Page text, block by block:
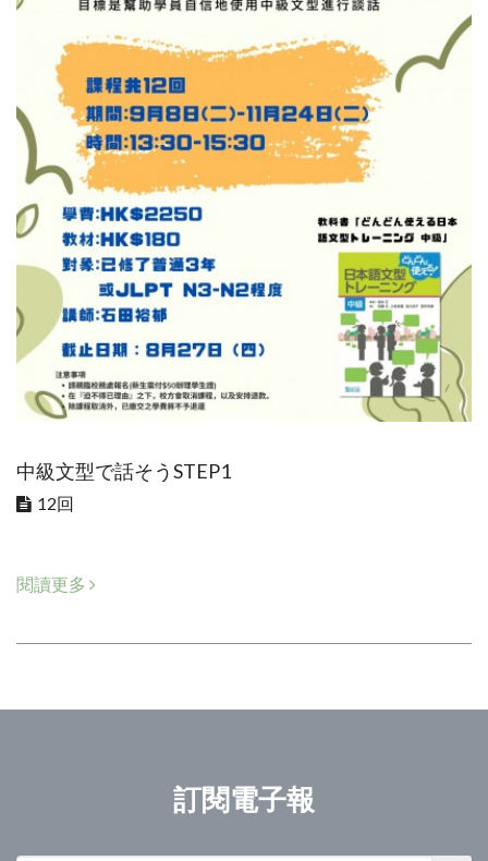
中級文型で話そうSTEP1
12回
閱讀更多
訂閱電子報